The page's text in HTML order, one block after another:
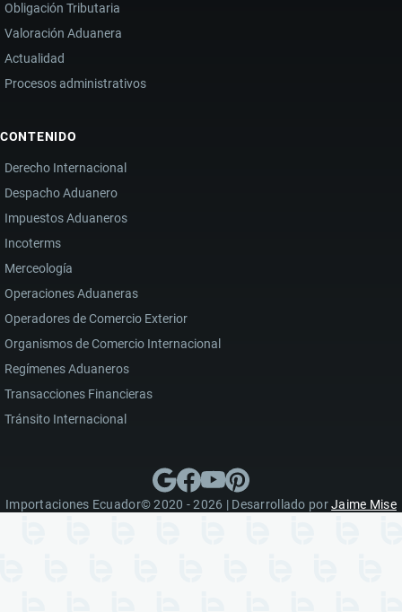
Obligación Tributaria
Valoración Aduanera
Actualidad
Procesos administrativos
CONTENIDO
Derecho Internacional
Despacho Aduanero
Impuestos Aduaneros
Incoterms
Merceología
Operaciones Aduaneras
Operadores de Comercio Exterior
Organismos de Comercio Internacional
Regímenes Aduaneros
Transacciones Financieras
Tránsito Internacional
Importaciones Ecuador© 2020 - 2026 | Desarrollado porJaime Mise